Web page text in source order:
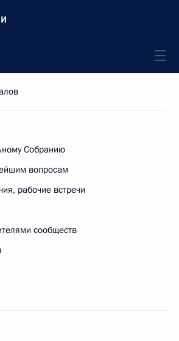
Собранию
вопросам
рабочие встречи
сообществ